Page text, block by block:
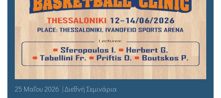
25 Μαΐου 2026 | Διεθνή Σεμινάρια